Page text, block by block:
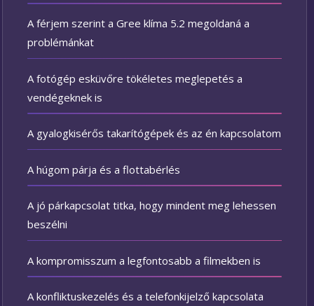
A férjem szerint a Gree klíma 5.2 megoldaná a
problémánkat
A fotógép esküvőre tökéletes meglepetés a
vendégeknek is
A gyalogkisérős takarítógépek és az én kapcsolatom
A húgom párja és a flottabérlés
A jó párkapcsolat titka, hogy mindent meg lehessen
beszélni
A kompromisszum a legfontosabb a filmekben is
A konfliktuskezelés és a telefonkijelző kapcsolata